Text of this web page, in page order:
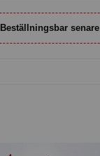
Beställningsbar senare